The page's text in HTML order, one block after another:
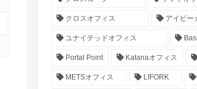
クロスオフィス アイビー
ユナイテッドオフィス
Portal Point Katanaオフィス
METSオフィス LIFORK